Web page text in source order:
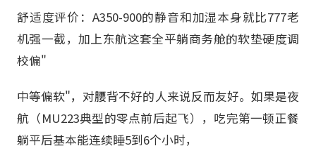
舒适度评价：A350-900的静音和加湿本身就比777老
机强一截，加上东航这套全平躺商务舱的软垫硬度调
校偏"
中等偏软"，对腰背不好的人来说反而友好。如果是夜
航（MU223典型的零点前后起飞），吃完第一顿正餐
躺平后基本能连续睡5到6个小时，